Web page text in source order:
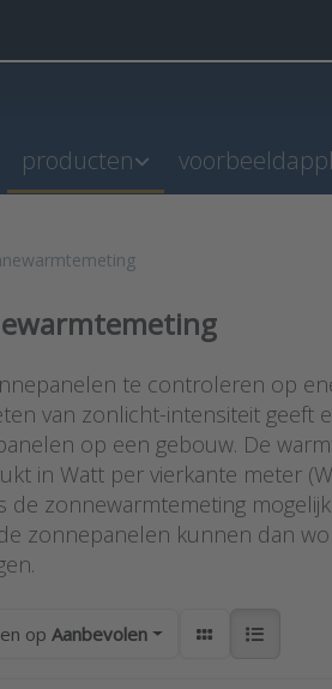
producten
te controleren op
van zonlicht-intensiteit geeft
op een gebouw. De
in Watt per vierkante meter
de zonnewarmtemeting
zonnepanelen kunnen dan
op Aanbevolen